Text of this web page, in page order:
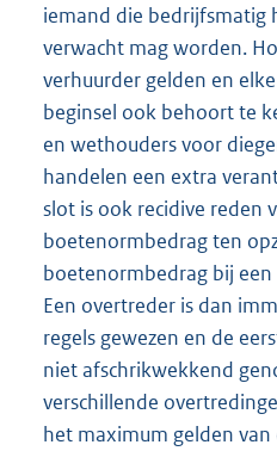
iemand die bedrijfsmatig
verwacht mag worden.
verhuurder gelden en
beginsel ook behoort te
en wethouders voor
handelen een extra
slot is ook recidive reden
boetenormbedrag ten
boetenormbedrag bij
Een overtreder is dan
regels gewezen en de
niet afschrikwekkend
verschillende
het maximum gelden van